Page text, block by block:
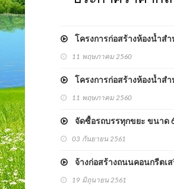
โครงการก่อสร้างห้องน้ำสำ
11 พฤษภาคม 2560
โครงการก่อสร้างห้องน้ำสำ
11 พฤษภาคม 2560
จัดซื้อรถบรรทุกขยะ ขนาด
03 กันยายน 2561
จ้างก่อสร้างถนนคอนกรีตเส
19 มิถุนายน 2561